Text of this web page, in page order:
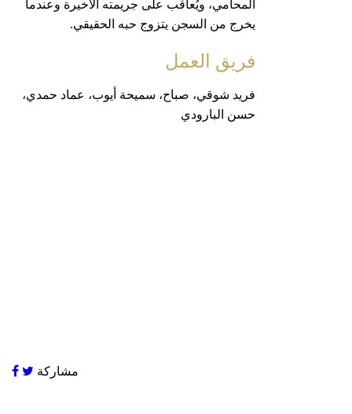
المحامي، ويُعاقب على جريمته الأخيرة وعندما
يخرج من السجن يتزوج حبه الحقيقي.
فريق العمل
فريد شوقي، صباح، سميحة أيوب، عماد حمدي،
حسن البارودي
مشاركة